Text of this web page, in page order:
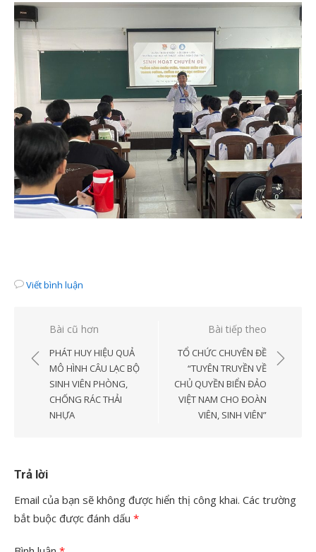
Viết bình luận
Điều
hướng
bài
viết
Bài cũ hơn
PHÁT HUY HIỆU QUẢ
MÔ HÌNH CÂU LẠC BỘ
SINH VIÊN PHÒNG,
CHỐNG RÁC THẢI
NHỰA
Bài tiếp theo
TỔ CHỨC CHUYÊN ĐỀ
“TUYÊN TRUYỀN VỀ
CHỦ QUYỀN BIỂN ĐẢO
VIỆT NAM CHO ĐOÀN
VIÊN, SINH VIÊN”
Trả lời
Email của bạn sẽ không được hiển thị công khai. Các trường
bắt buộc được đánh dấu *